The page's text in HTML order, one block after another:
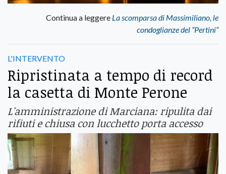
Continua a leggere La scomparsa di Massimiliano, le
condoglianze del “Pertini”
L'INTERVENTO
Ripristinata a tempo di record
la casetta di Monte Perone
L'amministrazione di Marciana: ripulita dai
rifiuti e chiusa con lucchetto porta accesso